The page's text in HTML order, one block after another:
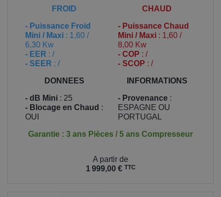
FROID
- Puissance Froid
Mini / Maxi : 1,60 /
6,30 Kw
- EER : /
- SEER : /
CHAUD
- Puissance Chaud
Mini / Maxi : 1,60 /
8,00 Kw
- COP : /
- SCOP : /
DONNEES
- dB Mini : 25
- Blocage en Chaud :
OUI
INFORMATIONS
- Provenance :
ESPAGNE OU
PORTUGAL
Garantie : 3 ans Pièces / 5 ans Compresseur
A partir de
1 999,00 € TTC